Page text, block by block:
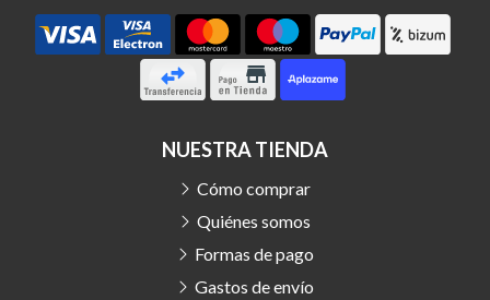
NUESTRA TIENDA
Cómo comprar
Quiénes somos
Formas de pago
Gastos de envío